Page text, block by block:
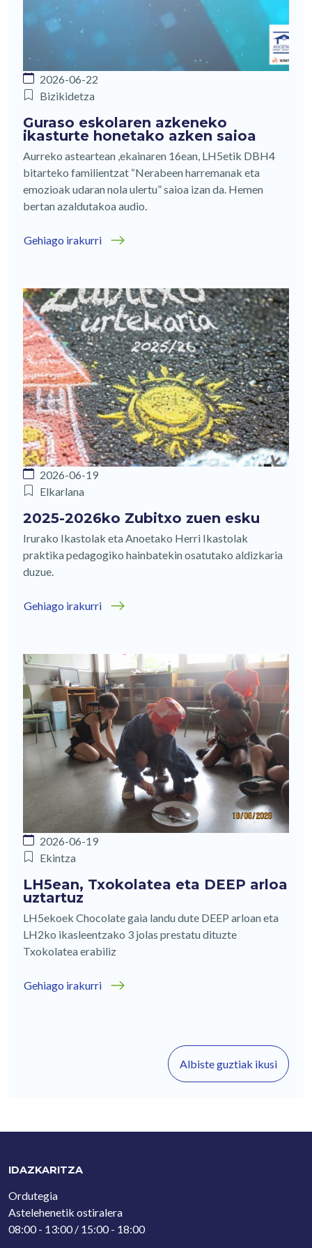
2026-06-22
Bizikidetza
Guraso eskolaren azkeneko
ikasturte honetako azken saioa
Aurreko asteartean ,ekainaren 16ean, LH5etik DBH4
bitarteko familientzat “Nerabeen harremanak eta
emozioak udaran nola ulertu” saioa izan da. Hemen
bertan azaldutakoa audio.
Gehiago irakurri
2026-06-19
Elkarlana
2025-2026ko Zubitxo zuen esku
Irurako Ikastolak eta Anoetako Herri Ikastolak
praktika pedagogiko hainbatekin osatutako aldizkaria
duzue.
Gehiago irakurri
2026-06-19
Ekintza
LH5ean, Txokolatea eta DEEP arloa
uztartuz
LH5ekoek Chocolate gaia landu dute DEEP arloan eta
LH2ko ikasleentzako 3 jolas prestatu dituzte
Txokolatea erabiliz
Gehiago irakurri
Albiste guztiak ikusi
IDAZKARITZA
Ordutegia
Astelehenetik ostiralera
08:00 - 13:00 / 15:00 - 18:00